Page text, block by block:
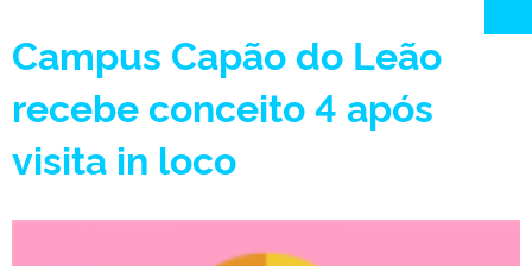
Campus Capão do Leão
recebe conceito 4 após
visita in loco